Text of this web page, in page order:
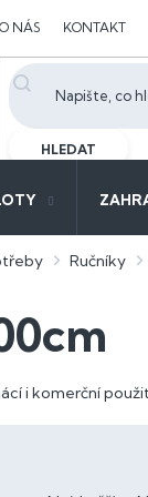
O NÁS KONTAKT
HLEDAT
Ručníky
i komerční